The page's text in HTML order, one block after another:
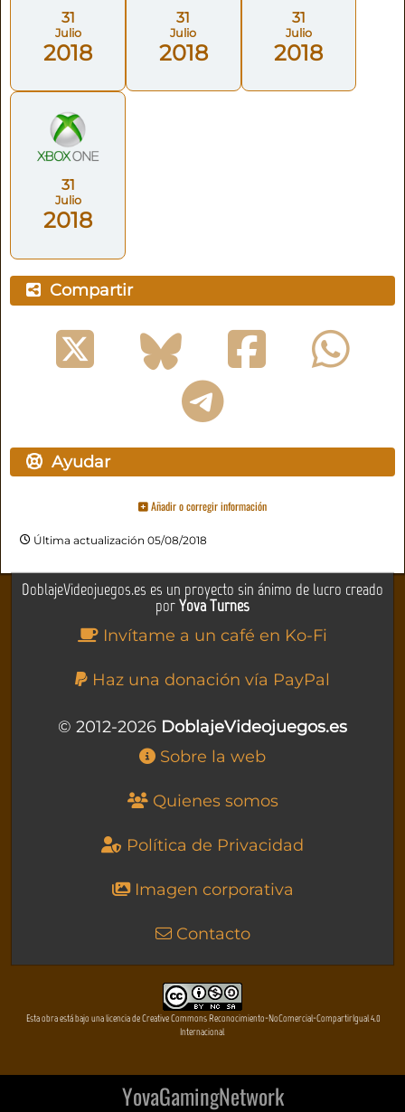
31
Julio
2018
31
Julio
2018
31
Julio
2018
31
Julio
2018
Compartir
Ayudar
Añadir o corregir información
Última actualización 05/08/2018
DoblajeVideojuegos.es es un proyecto sin ánimo de lucro creado
porYova Turnes
Invítame a un café en Ko-Fi
Haz una donación vía PayPal
© 2012-2026 DoblajeVideojuegos.es
Sobre la web
Quienes somos
Política de Privacidad
Imagen corporativa
Contacto
Esta obra está bajo una licencia de Creative Commons Reconocimiento-NoComercial-CompartirIgual 4.0
Internacional
YovaGamingNetwork